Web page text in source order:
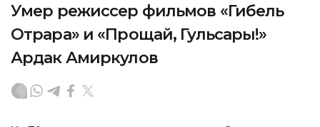
Умер режиссер фильмов «Гибель
Отрара» и «Прощай, Гульсары!»
Ардак Амиркулов